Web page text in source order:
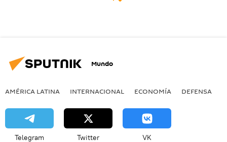
Mundo
AMÉRICA LATINA INTERNACIONAL ECONOMÍA DEFENSA
Telegram Twitter VK